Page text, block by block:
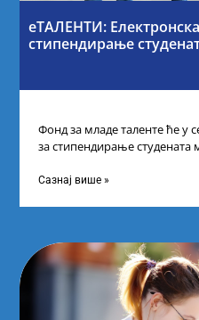
еТАЛЕНТИ:
стипендирање
Фонд за младе таленте ће у
за стипендирање студената
Сазнај више »